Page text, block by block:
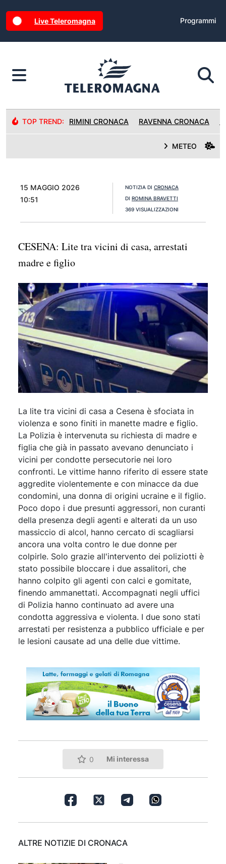
Live Teleromagna Programmi
TOP TREND: RIMINI CRONACA RAVENNA CRONACA
METEO
15 MAGGIO 2026
10:51
NOTIZIA DI CRONACA
DI ROMINA BRAVETTI
369 VISUALIZZAZIONI
CESENA: Lite tra vicini di casa, arrestati
madre e figlio
La lite tra vicini di casa a Cesena è sfociata in
violenza e sono finiti in manette madre e figlio.
La Polizia è intervenuta su richiesta di madre e
figlia che già in passato avevano denunciato i
vicini per condotte persecutorie nei loro
confronti. Le vittime hanno riferito di essere state
aggredite violentemente e con minacce da due
condomini, una donna di origini ucraine e il figlio.
Poco dopo i due presunti aggressori, non curanti
della presenza degli agenti e alterati da un uso
massiccio di alcol, hanno cercato di scagliarsi
ancora una volta contro le due donne per
colpirle. Solo grazie all'intervento dei poliziotti è
stato possibile bloccare i due assalitori, che
hanno colpito gli agenti con calci e gomitate,
finendo ammanettati. Accompagnati negli uffici
di Polizia hanno continuato ad avere una
condotta aggressiva e violenta. I due sono stati
arrestati per resistenza a pubblico ufficiale e per
le lesioni causate ad una delle due vittime.
0 Mi interessa
ALTRE NOTIZIE DI CRONACA